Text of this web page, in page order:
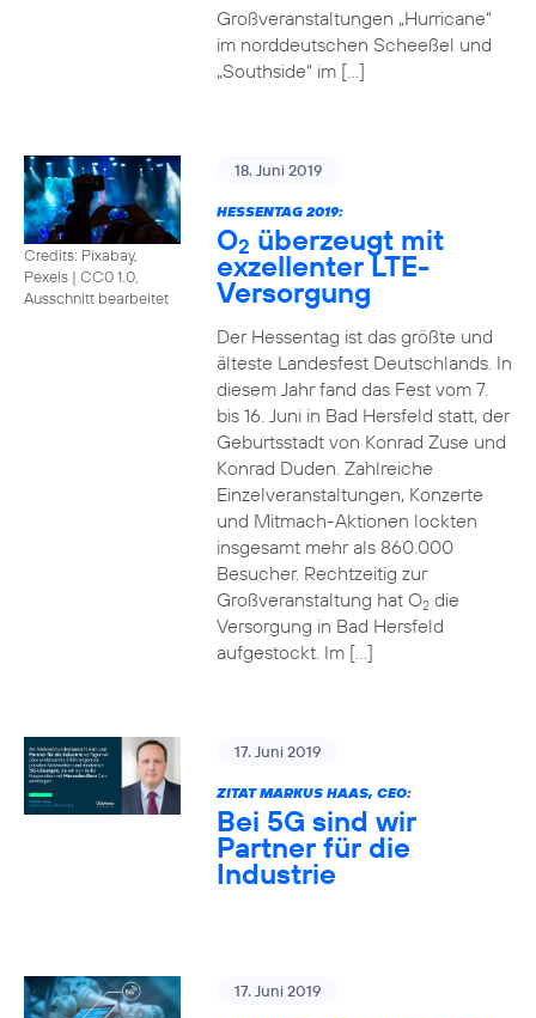
Großveranstaltungen „Hurricane“
im norddeutschen Scheeßel und
„Southside“ im […]
Credits: Pixabay,
Pexels | CC0 1.0,
Ausschnitt bearbeitet
18. Juni 2019
HESSENTAG 2019:
O2 überzeugt mit
exzellenter LTE-
Versorgung
Der Hessentag ist das größte und
älteste Landesfest Deutschlands. In
diesem Jahr fand das Fest vom 7.
bis 16. Juni in Bad Hersfeld statt, der
Geburtsstadt von Konrad Zuse und
Konrad Duden. Zahlreiche
Einzelveranstaltungen, Konzerte
und Mitmach-Aktionen lockten
insgesamt mehr als 860.000
Besucher. Rechtzeitig zur
Großveranstaltung hat O2die
Versorgung in Bad Hersfeld
aufgestockt. Im […]
17. Juni 2019
ZITAT MARKUS HAAS, CEO:
Bei 5G sind wir
Partner für die
Industrie
17. Juni 2019